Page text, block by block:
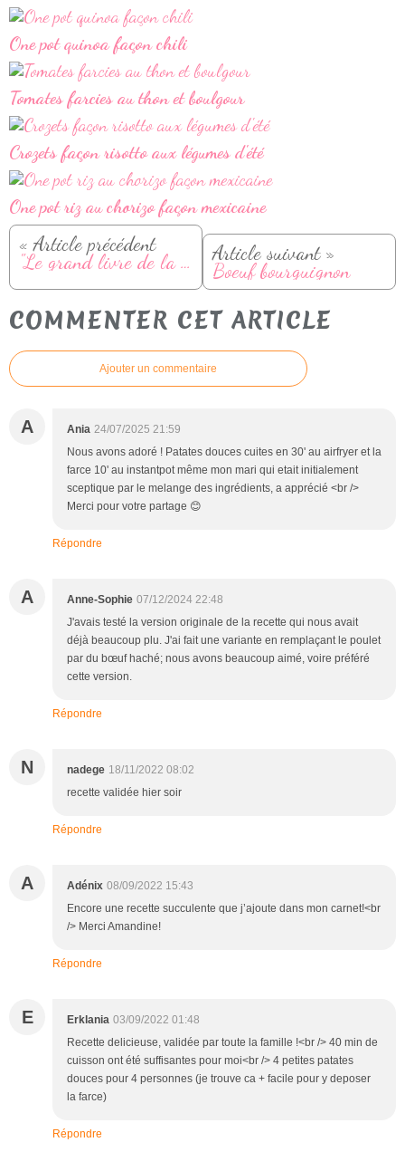
One pot quinoa façon chili
Tomates farcies au thon et boulgour
Crozets façon risotto aux légumes d'été
One pot riz au chorizo façon mexicaine
« Article précédent
"Le grand livre de la yaourtière spécial Multidélices" mon nouveau livre ! Article suivant »
Boeuf bourguignon
COMMENTER CET ARTICLE
Ajouter un commentaire
A Ania 24/07/2025 21:59
Nous avons adoré ! Patates douces cuites en 30' au airfryer et la
farce 10' au instantpot même mon mari qui etait initialement
sceptique par le melange des ingrédients, a apprécié <br />
Merci pour votre partage 😊
Répondre
A Anne-Sophie 07/12/2024 22:48
J'avais testé la version originale de la recette qui nous avait
déjà beaucoup plu. J'ai fait une variante en remplaçant le poulet
par du bœuf haché; nous avons beaucoup aimé, voire préféré
cette version.
Répondre
N nadege 18/11/2022 08:02
recette validée hier soir
Répondre
A Adénix 08/09/2022 15:43
Encore une recette succulente que j’ajoute dans mon carnet!<br
/> Merci Amandine!
Répondre
E Erklania 03/09/2022 01:48
Recette delicieuse, validée par toute la famille !<br /> 40 min de
cuisson ont été suffisantes pour moi<br /> 4 petites patates
douces pour 4 personnes (je trouve ca + facile pour y deposer
la farce)
Répondre